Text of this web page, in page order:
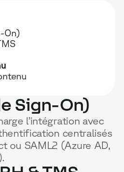
On)
Sign-On)
l’intégration avec
centralisés
ou SAML2 (Azure AD,